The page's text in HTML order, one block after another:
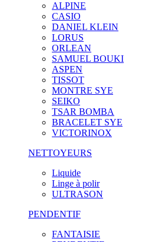
ALPINE
CASIO
DANIEL KLEIN
LORUS
ORLEAN
SAMUEL BOUKI
ASPEN
TISSOT
MONTRE SYE
SEIKO
TSAR BOMBA
BRACELET SYE
VICTORINOX
NETTOYEURS
Liquide
Linge à polir
ULTRASON
PENDENTIF
FANTAISIE